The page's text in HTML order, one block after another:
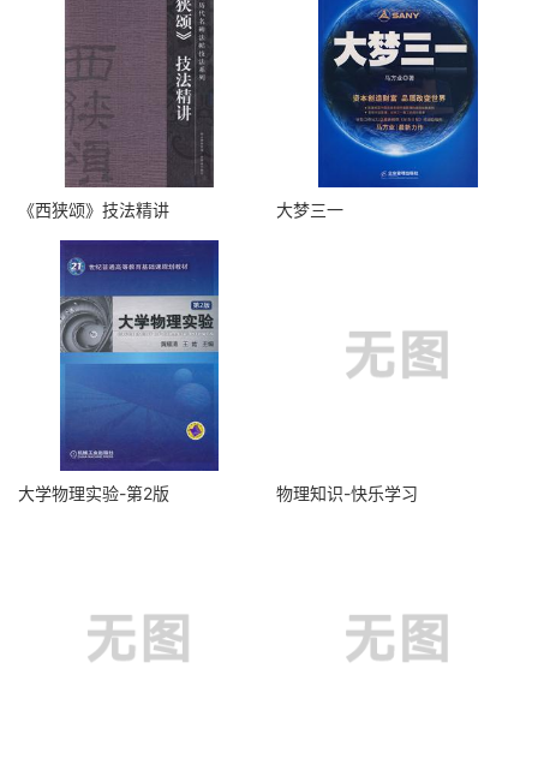
《西狭颂》技法精讲 大梦三一
大学物理实验-第2版 物理知识-快乐学习